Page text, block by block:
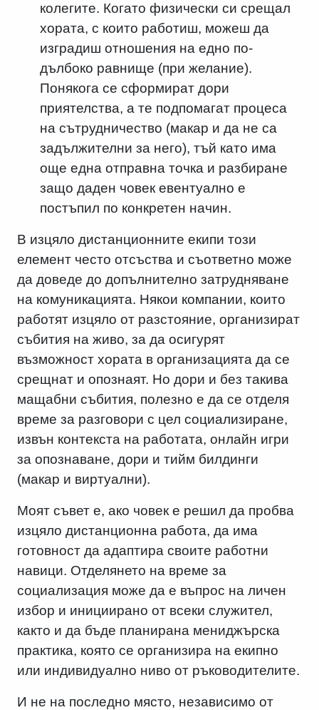
колегите. Когато физически си срещал
хората, с които работиш, можеш да
изградиш отношения на едно по-
дълбоко равнище (при желание).
Понякога се сформират дори
приятелства, а те подпомагат процеса
на сътрудничество (макар и да не са
задължителни за него), тъй като има
още една отправна точка и разбиране
защо даден човек евентуално е
постъпил по конкретен начин.
В изцяло дистанционните екипи този
елемент често отсъства и съответно може
да доведе до допълнително затрудняване
на комуникацията. Някои компании, които
работят изцяло от разстояние, организират
събития на живо, за да осигурят
възможност хората в организацията да се
срещнат и опознаят. Но дори и без такива
мащабни събития, полезно е да се отделя
време за разговори с цел социализиране,
извън контекста на работата, онлайн игри
за опознаване, дори и тийм билдинги
(макар и виртуални).
Моят съвет е, ако човек е решил да пробва
изцяло дистанционна работа, да има
готовност да адаптира своите работни
навици. Отделянето на време за
социализация може да е въпрос на личен
избор и инициирано от всеки служител,
както и да бъде планирана мениджърска
практика, която се организира на екипно
или индивидуално ниво от ръководителите.
И не на последно място, независимо от